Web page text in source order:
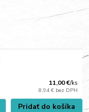
11,00 €/ks
8,94 € bez DPH
Pridať do košíka